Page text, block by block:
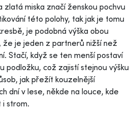
zlatá miska značí ženskou pochvu
této polohy, tak jak je tomu
je podobná výška obou
že je jeden z partnerů nižší než
Stačí, když se ten menší postaví
podložku, což zajistí stejnou výšku
jak přežít kouzelnější
dní v lese, někde na louce, kde
i strom.